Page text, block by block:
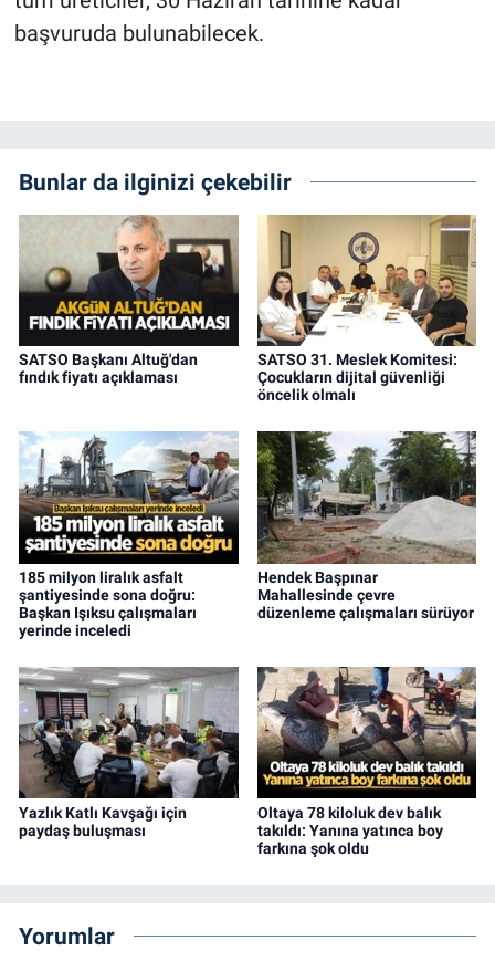
başvuruda bulunabilecek.
Bunlar da ilginizi çekebilir
SATSO Başkanı Altuğ'dan
fındık fiyatı açıklaması
SATSO 31. Meslek Komitesi:
Çocukların dijital güvenliği
öncelik olmalı
185 milyon liralık asfalt
şantiyesinde sona doğru:
Başkan Işıksu çalışmaları
yerinde inceledi
Hendek Başpınar
Mahallesinde çevre
düzenleme çalışmaları sürüyor
Yazlık Katlı Kavşağı için
paydaş buluşması
Oltaya 78 kiloluk dev balık
takıldı: Yanına yatınca boy
farkına şok oldu
Yorumlar